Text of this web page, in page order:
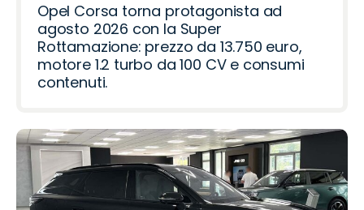
Opel Corsa torna protagonista ad
agosto 2026 con la Super
Rottamazione: prezzo da 13.750 euro,
motore 1.2 turbo da 100 CV e consumi
contenuti.